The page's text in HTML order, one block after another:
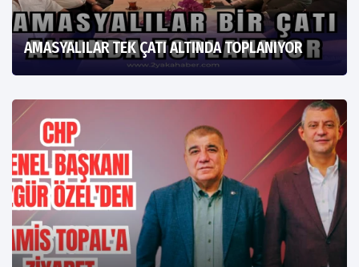
AMASYALILAR TEK ÇATI ALTINDA TOPLANIYOR